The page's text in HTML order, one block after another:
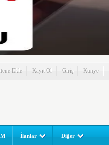
Ekle Kayıt Ol Giriş Künye
İlanlar Diğer